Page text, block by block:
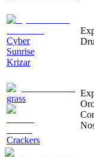
Cyber
Sunrise
Krizar
grass
Crackers